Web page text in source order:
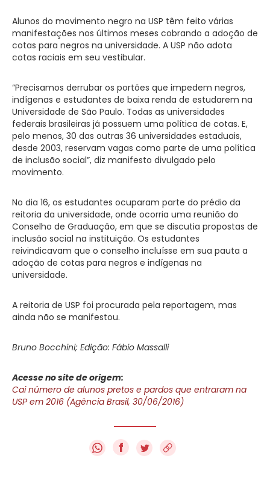
Alunos do movimento negro na USP têm feito várias
manifestações nos últimos meses cobrando a adoção de
cotas para negros na universidade. A USP não adota
cotas raciais em seu vestibular.
“Precisamos derrubar os portões que impedem negros,
indígenas e estudantes de baixa renda de estudarem na
Universidade de São Paulo. Todas as universidades
federais brasileiras já possuem uma política de cotas. E,
pelo menos, 30 das outras 36 universidades estaduais,
desde 2003, reservam vagas como parte de uma política
de inclusão social”, diz manifesto divulgado pelo
movimento.
No dia 16, os estudantes ocuparam parte do prédio da
reitoria da universidade, onde ocorria uma reunião do
Conselho de Graduação, em que se discutia propostas de
inclusão social na instituição. Os estudantes
reivindicavam que o conselho incluísse em sua pauta a
adoção de cotas para negros e indígenas na
universidade.
A reitoria de USP foi procurada pela reportagem, mas
ainda não se manifestou.
Bruno Bocchini; Edição: Fábio Massalli
Acesse no site de origem:
Cai número de alunos pretos e pardos que entraram na
USP em 2016 (Agência Brasil, 30/06/2016)
f